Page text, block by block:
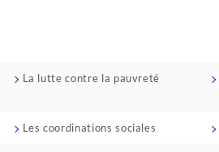
La lutte contre la pauvreté
Les coordinations sociales